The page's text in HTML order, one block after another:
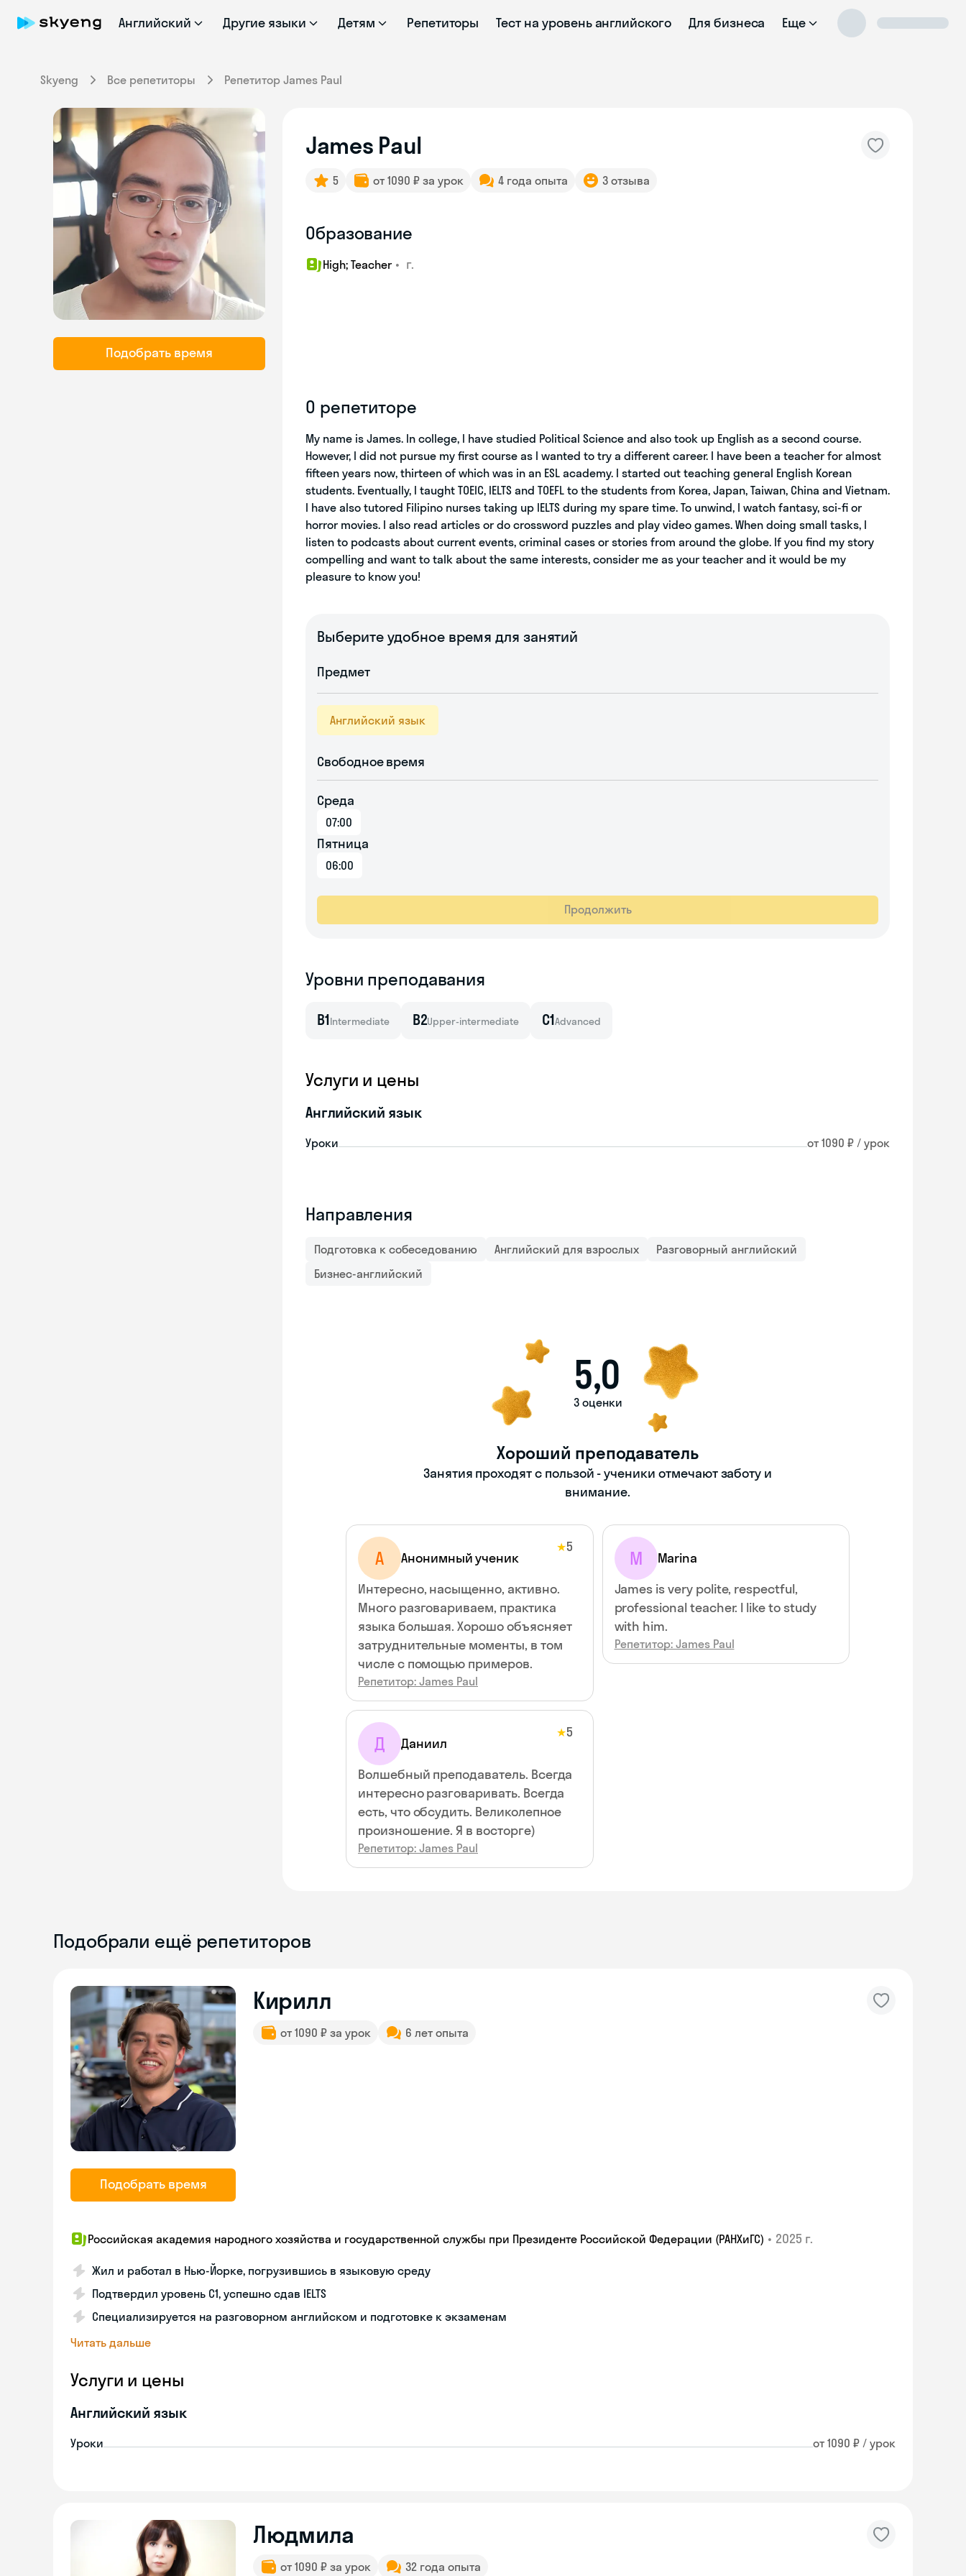
Английский Другие языки Детям Репетиторы Тест на уровень английского Для бизнеса Еще
Skyeng Все репетиторы Репетитор James Paul
Подобрать время
James Paul
5 от 1090 ₽ за урок 4 года опыта 3 отзыва
Образование
High; Teacher • г.
О репетиторе
My name is James. In college, I have studied Political Science and also took up English as a second course.
However, I did not pursue my first course as I wanted to try a different career. I have been a teacher for almost
fifteen years now, thirteen of which was in an ESL academy. I started out teaching general English Korean
students. Eventually, I taught TOEIC, IELTS and TOEFL to the students from Korea, Japan, Taiwan, China and Vietnam.
I have also tutored Filipino nurses taking up IELTS during my spare time. To unwind, I watch fantasy, sci-fi or
horror movies. I also read articles or do crossword puzzles and play video games. When doing small tasks, I
listen to podcasts about current events, criminal cases or stories from around the globe. If you find my story
compelling and want to talk about the same interests, consider me as your teacher and it would be my
pleasure to know you!
Выберите удобное время для занятий
Предмет
Английский язык
Свободное время
Среда
07:00
Пятница
06:00
Продолжить
Уровни преподавания
B1Intermediate B2Upper-intermediate C1Advanced
Услуги и цены
Английский язык
Уроки от 1090 ₽ / урок
Направления
Подготовка к собеседованию Английский для взрослых
Разговорный английский
Бизнес-английский
5,0
3 оценки
Хороший преподаватель
Занятия проходят с пользой - ученики отмечают заботу и
внимание.
А Анонимный ученик
★5
Интересно, насыщенно, активно.
Много разговариваем, практика
языка большая. Хорошо объясняет
затруднительные моменты, в том
числе с помощью примеров.
Репетитор: James Paul
Д Даниил
★5
Волшебный преподаватель. Всегда
интересно разговаривать. Всегда
есть, что обсудить. Великолепное
произношение. Я в восторге)
Репетитор: James Paul
M
Marina
James is very polite, respectful,
professional teacher. I like to study
with him.
Репетитор: James Paul
Подобрали ещё репетиторов
Подобрать время
Кирилл
от 1090 ₽ за урок 6 лет опыта
Российская академия народного хозяйства и государственной службы при Президенте Российской Федерации (РАНХиГС) • 2025 г.
Жил и работал в Нью-Йорке, погрузившись в языковую среду
Подтвердил уровень C1, успешно сдав IELTS
Специализируется на разговорном английском и подготовке к экзаменам
Читать дальше
Услуги и цены
Английский язык
Уроки от 1090 ₽ / урок
Людмила
от 1090 ₽ за урок 32 года опыта